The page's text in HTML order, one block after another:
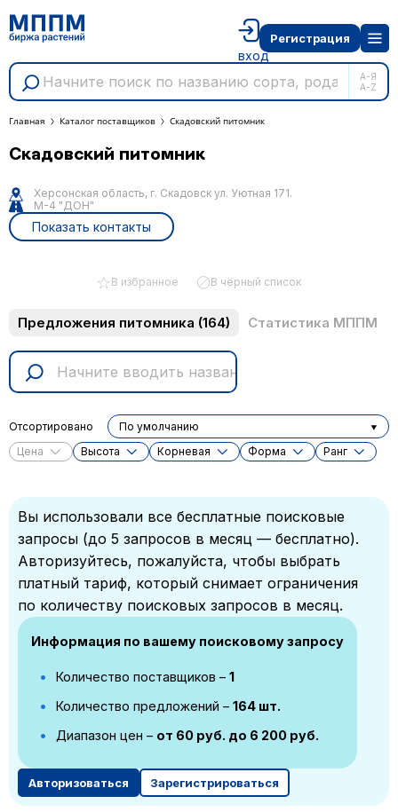
А-Я
A-Z
вход
Регистрация
Главная Каталог поставщиков Скадовский питомник
Скадовский питомник
В избранное В чёрный список
Херсонская область, г. Скадовск ул. Уютная 171.
М-4 "ДОН"
Показать контакты
Предложения питомника (164) Статистика МППМ
Цена Высота Корневая Форма Ранг
Отсортировано По умолчанию
Вы использовали все бесплатные поисковые
запросы (до 5 запросов в месяц — бесплатно).
Авторизуйтесь, пожалуйста, чтобы выбрать
платный тариф, который снимает ограничения
по количеству поисковых запросов в месяц.
Информация по вашему поисковому запросу
Количество поставщиков – 1
Количество предложений – 164 шт.
Диапазон цен – от 60 руб. до 6 200 руб.
Авторизоваться Зарегистрироваться